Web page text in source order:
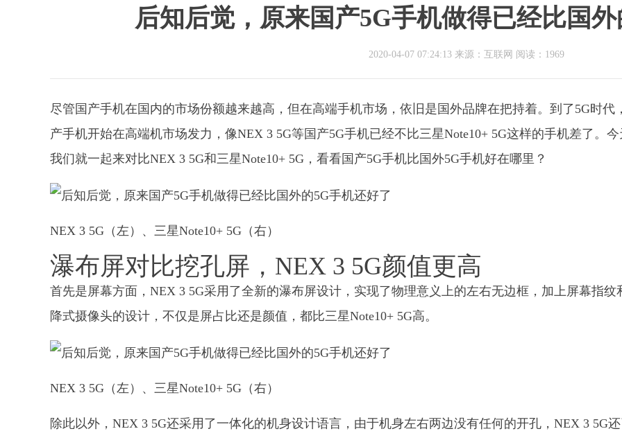
后知后觉，原来国产5G手机做得已经比国
2020-04-07 07:24:13 来源：互联网 阅读：1969
尽管国产手机在国内的市场份额越来越高，但在高端手机市场，依旧是国外品牌在把持着。到了5G时代
产手机开始在高端机市场发力，像NEX 3 5G等国产5G手机已经不比三星Note10+ 5G这样的手机差了。
我们就一起来对比NEX 3 5G和三星Note10+ 5G，看看国产5G手机比国外5G手机好在哪里？
NEX 3 5G（左）、三星Note10+ 5G（右）
瀑布屏对比挖孔屏，NEX 3 5G颜值更高
首先是屏幕方面，NEX 3 5G采用了全新的瀑布屏设计，实现了物理意义上的左右无边框，加上屏幕指纹
降式摄像头的设计，不仅是屏占比还是颜值，都比三星Note10+ 5G高。
NEX 3 5G（左）、三星Note10+ 5G（右）
除此以外，NEX 3 5G还采用了一体化的机身设计语言，由于机身左右两边没有任何的开孔，NEX 3 5G